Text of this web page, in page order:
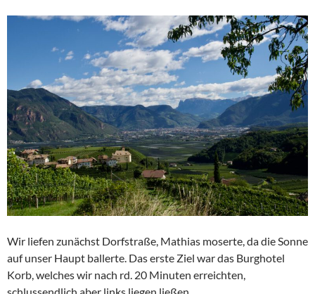
Wir liefen zunächst Dorfstraße, Mathias moserte, da die Sonne
auf unser Haupt ballerte. Das erste Ziel war das Burghotel
Korb, welches wir nach rd. 20 Minuten erreichten,